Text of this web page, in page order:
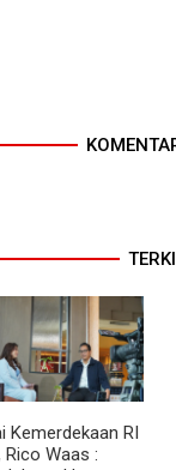
Kemerdekaan RI
Rico Waas :